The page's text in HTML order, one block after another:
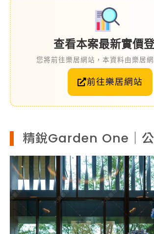
查看本案最新實價
您將前往樂居網站，本資料由樂居網
前往樂居網站
精銳Garden One｜